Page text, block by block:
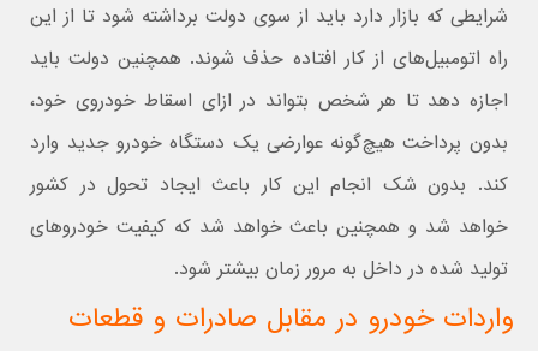
شرایطی که بازار دارد باید از سوی دولت برداشته شود تا از این
راه اتومبیل‌های از کار افتاده حذف شوند. همچنین دولت باید
اجازه دهد تا هر شخص بتواند در ازای اسقاط خودروی خود،
بدون پرداخت هیچ‌گونه عوارضی یک دستگاه خودرو جدید وارد
کند. بدون شک انجام این کار باعث ایجاد تحول در کشور
خواهد شد و همچنین باعث خواهد شد که کیفیت خودروهای
تولید شده در داخل به مرور زمان بیشتر شود.
واردات خودرو در مقابل صادرات و قطعات